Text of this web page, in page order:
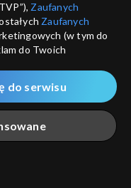
działa?
Ziemia
działa?
Zaufanych
Zaufanych
(w tym do
do Twoich
na udostępnianie
odwiedzania przez
zwanych dalej
za pomocą
do serwisu